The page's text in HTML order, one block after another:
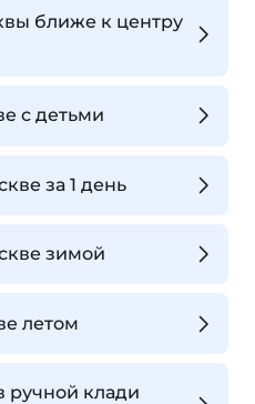
ближе к центру
с детьми
за 1 день
зимой
летом
ручной клади